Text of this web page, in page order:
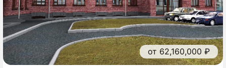
от 62,160,000 ₽